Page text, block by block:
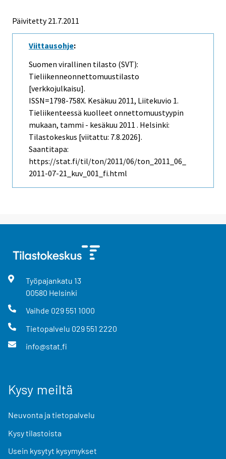
Päivitetty 21.7.2011
Viittausohje:
Suomen virallinen tilasto (SVT):
Tieliikenneonnettomuustilasto
[verkkojulkaisu].
ISSN=1798-758X. Kesäkuu 2011, Liitekuvio 1.
Tieliikenteessä kuolleet onnettomuustyypin
mukaan, tammi - kesäkuu 2011 . Helsinki:
Tilastokeskus [viitattu: 7.8.2026].
Saantitapa:
https://stat.fi/til/ton/2011/06/ton_2011_06_
2011-07-21_kuv_001_fi.html
Työpajankatu 13
00580 Helsinki
Vaihde 029 551 1000
Tietopalvelu 029 551 2220
info@stat.fi
Kysy meiltä
Neuvonta ja tietopalvelu
Kysy tilastoista
Usein kysytyt kysymykset